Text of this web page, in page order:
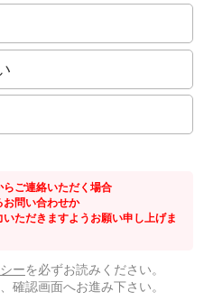
ご連絡いただく場合
お問い合わせか
ただきますようお願い申し上げま
ーを必ずお読みください。
確認画面へお進み下さい。